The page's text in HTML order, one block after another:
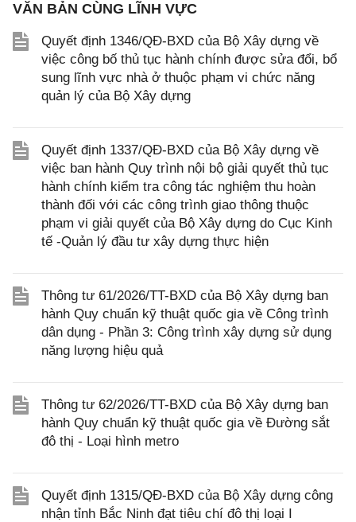
VĂN BẢN CÙNG LĨNH VỰC
Quyết định 1346/QĐ-BXD của Bộ Xây dựng về
việc công bố thủ tục hành chính được sửa đổi, bổ
sung lĩnh vực nhà ở thuộc phạm vi chức năng
quản lý của Bộ Xây dựng
Quyết định 1337/QĐ-BXD của Bộ Xây dựng về
việc ban hành Quy trình nội bộ giải quyết thủ tục
hành chính kiểm tra công tác nghiệm thu hoàn
thành đối với các công trình giao thông thuộc
phạm vi giải quyết của Bộ Xây dựng do Cục Kinh
tế -Quản lý đầu tư xây dựng thực hiện
Thông tư 61/2026/TT-BXD của Bộ Xây dựng ban
hành Quy chuẩn kỹ thuật quốc gia về Công trình
dân dụng - Phần 3: Công trình xây dựng sử dụng
năng lượng hiệu quả
Thông tư 62/2026/TT-BXD của Bộ Xây dựng ban
hành Quy chuẩn kỹ thuật quốc gia về Đường sắt
đô thị - Loại hình metro
Quyết định 1315/QĐ-BXD của Bộ Xây dựng công
nhận tỉnh Bắc Ninh đạt tiêu chí đô thị loại I